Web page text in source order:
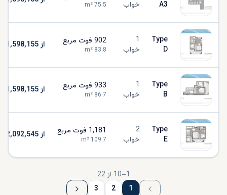
A3
خواب
75.5
Type
D
1
خواب
902 فوت مربع
83.8 از AED 1,598,155
Type
B
1
خواب
933 فوت مربع
86.7 از AED 1,598,155
Type
E
2
خواب
1,181 فوت مربع
109.7 از AED 2,092,545
1
–
10 از 22
1
2
3